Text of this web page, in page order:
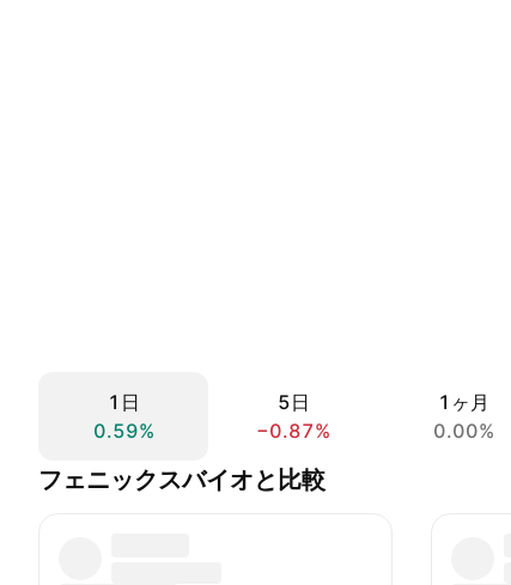
1日
0.59%
5日
−0.87%
1ヶ月
0.00%
フェニックスバイオと比較